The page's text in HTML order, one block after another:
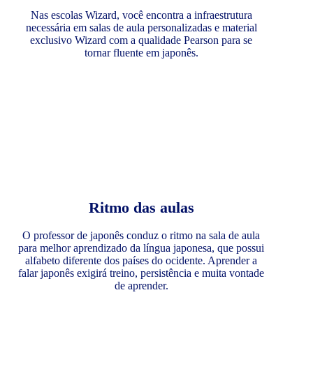
Nas escolas Wizard, você encontra a infraestrutura
necessária em salas de aula personalizadas e material
exclusivo Wizard com a qualidade Pearson para se
tornar fluente em japonês.
Ritmo das aulas
O professor de japonês conduz o ritmo na sala de aula
para melhor aprendizado da língua japonesa, que possui
alfabeto diferente dos países do ocidente. Aprender a
falar japonês exigirá treino, persistência e muita vontade
de aprender.